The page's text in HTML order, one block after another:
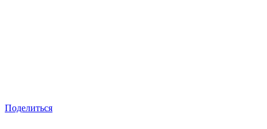
Поделиться